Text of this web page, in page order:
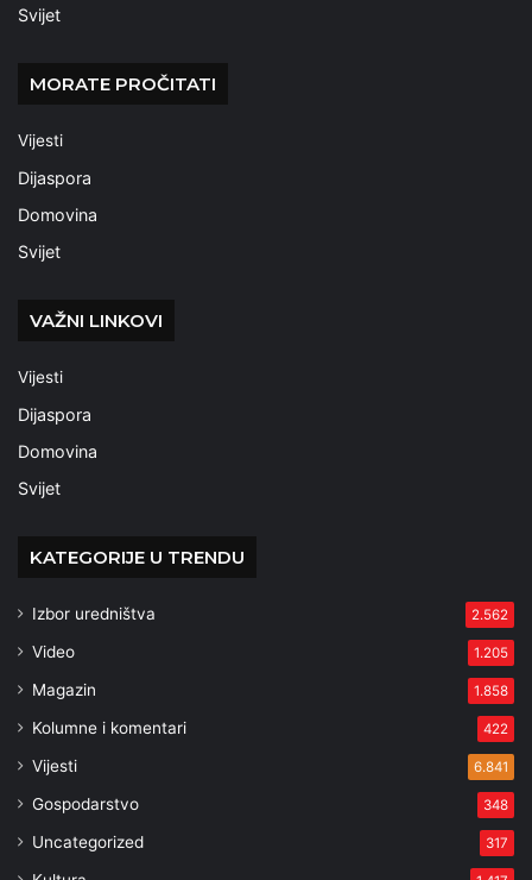
Svijet
MORATE PROČITATI
Vijesti
Dijaspora
Domovina
Svijet
VAŽNI LINKOVI
Vijesti
Dijaspora
Domovina
Svijet
KATEGORIJE U TRENDU
Izbor uredništva 2.562
Video 1.205
Magazin 1.858
Kolumne i komentari 422
Vijesti 6.841
Gospodarstvo 348
Uncategorized 317